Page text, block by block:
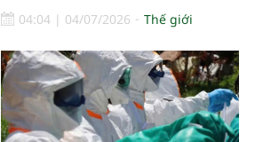
04:04 | 04/07/2026 Thế giới